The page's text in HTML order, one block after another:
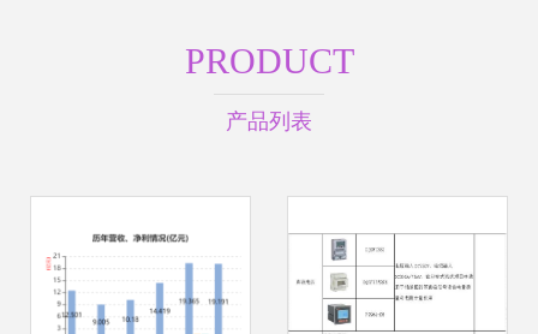
PRODUCT
产品列表